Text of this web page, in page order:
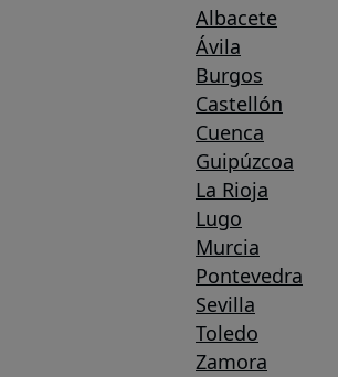
Albacete
Ávila
Burgos
Castellón
Cuenca
Guipúzcoa
La Rioja
Lugo
Murcia
Pontevedra
Sevilla
Toledo
Zamora